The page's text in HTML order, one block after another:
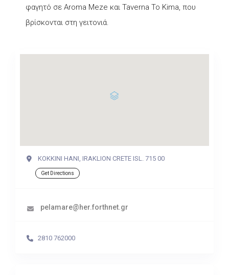
φαγητό σε Aroma Meze και Taverna To Kima, που
βρίσκονται στη γειτονιά.
KOKKINI HANI, IRAKLION CRETE ISL. 715 00
Get Directions
pelamare@her.forthnet.gr
2810 762000